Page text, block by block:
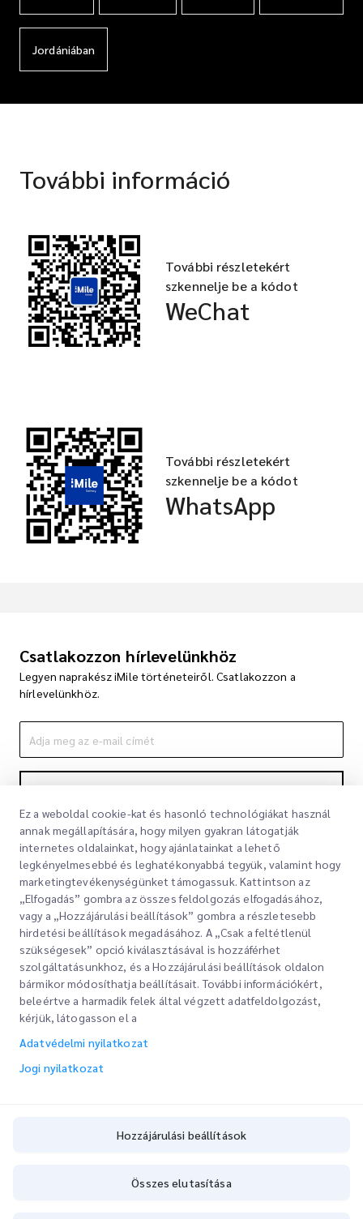
Jordániában
További információ
További részletekért
szkennelje be a kódot
WeChat
További részletekért
szkennelje be a kódot
WhatsApp
Csatlakozzon hírlevelünkhöz
Legyen naprakész iMile történeteiről. Csatlakozzon a
hírlevelünkhöz.
A feliratkozással elfogadja Adatvédelmi nyilatkozatunkat Adatvédelmi
nyilatkozat
Gyorslinkek
Irodahelyek
Ajánlatkérés
Vállalati
Rólunk
Szolgáltatásaink
Hozzájárulási beállítások
Ez a weboldal cookie-kat és hasonló technológiákat használ
annak megállapítására, hogy milyen gyakran látogatják
internetes oldalainkat, hogy ajánlatainkat a lehető
legkényelmesebbé és leghatékonyabbá tegyük, valamint hogy
marketingtevékenységünket támogassuk. Kattintson az
„Elfogadás” gombra az összes feldolgozás elfogadásához,
vagy a „Hozzájárulási beállítások” gombra a részletesebb
hirdetési beállítások megadásához. A „Csak a feltétlenül
szükségesek” opció kiválasztásával is hozzáférhet
szolgáltatásunkhoz, és a Hozzájárulási beállítások oldalon
bármikor módosíthatja beállításait. További információkért,
beleértve a harmadik felek által végzett adatfeldolgozást,
kérjük, látogasson el a
Adatvédelmi nyilatkozat
Jogi nyilatkozat
Hozzájárulási beállítások
Összes elutasítása